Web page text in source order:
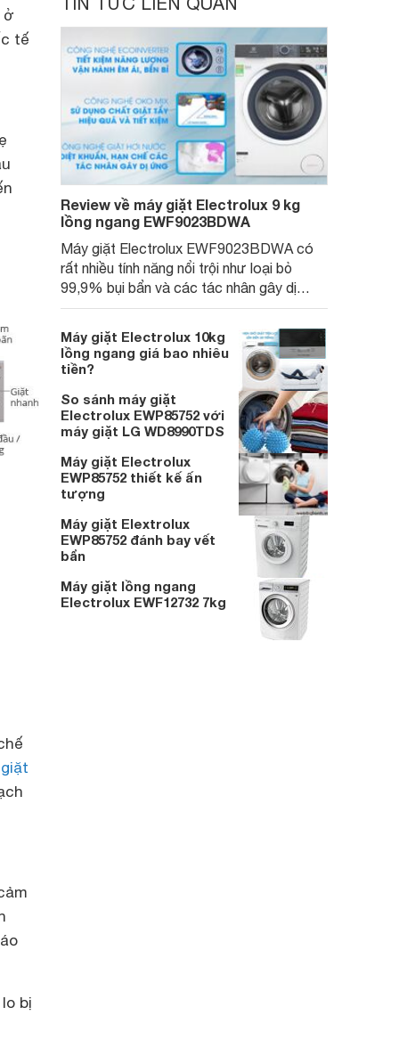
ở
tế
bị
Review về máy giặt Electrolux 9 kg
lồng ngang EWF9023BDWA
Máy giặt Electrolux EWF9023BDWA có
rất nhiều tính năng nổi trội như loại bỏ
99,9% bụi bẩn và các tác nhân gây dị
ứng, công nghệ SensorWash tự động phát
Máy giặt Electrolux 10kg
lồng ngang giá bao nhiêu
tiền?
So sánh máy giặt
Electrolux EWP85752 với
máy giặt LG WD8990TDS
Máy giặt Electrolux
EWP85752 thiết kế ấn
tượng
Máy giặt Elextrolux
EWP85752 đánh bay vết
bẩn
Máy giặt lồng ngang
Electrolux EWF12732 7kg